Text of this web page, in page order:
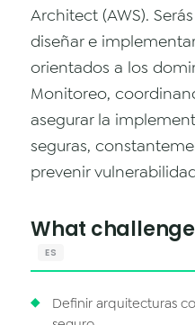
Data & Analytics
Vision AI
IoT
Cloud Native Apps
AI Virtual Assistant
Architect (AWS).
diseñar e
orientados a los
Monitoreo,
asegurar la
seguras,
prevenir
What
ES
Definir arquitecturas